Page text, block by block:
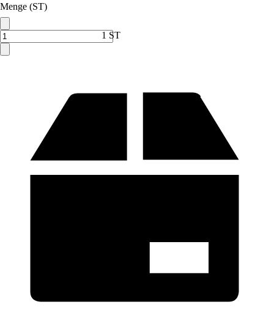
Menge (ST)
1 ST